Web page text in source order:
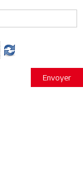
Envoyer